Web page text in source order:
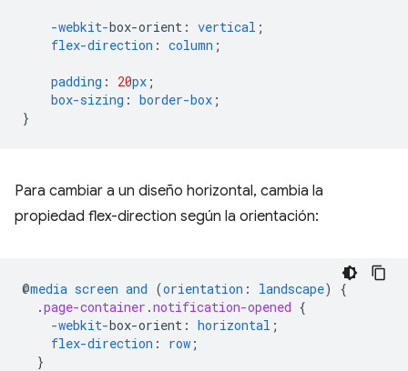
-webkit-box-orient : vertical ;
flex-direction : column ;
padding : 20px ;
box-sizing : border-box ;
}
Para cambiar a un diseño horizontal, cambia la
propiedad flex-direction según la orientación:
@media screen and (orientation : landscape)
{
.page-container .notification-opened {
-webkit-box-orient : horizontal ;
flex-direction : row ;
}